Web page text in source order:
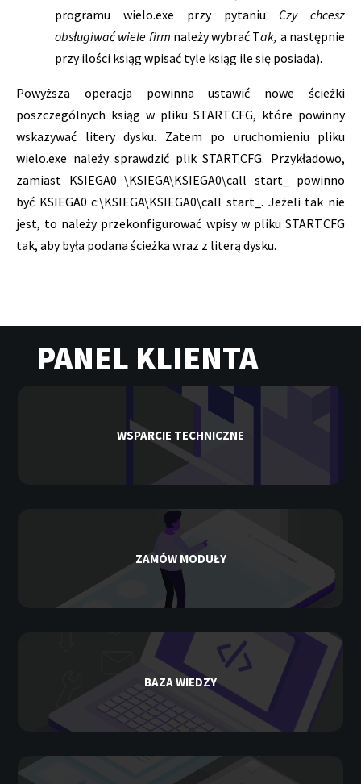
programu wielo.exe przy pytaniu Czy chcesz
obsługiwać wiele firm należy wybrać Tak, a następnie
przy ilości ksiąg wpisać tyle ksiąg ile się posiada).
Powyższa operacja powinna ustawić nowe ścieżki
poszczególnych ksiąg w pliku START.CFG, które powinny
wskazywać litery dysku. Zatem po uruchomieniu pliku
wielo.exe należy sprawdzić plik START.CFG. Przykładowo,
zamiast KSIEGA0 \KSIEGA\KSIEGA0\call start_ powinno
być KSIEGA0 c:\KSIEGA\KSIEGA0\call start_. Jeżeli tak nie
jest, to należy przekonfigurować wpisy w pliku START.CFG
tak, aby była podana ścieżka wraz z literą dysku.
PANEL KLIENTA
WSPARCIE TECHNICZNE
ZAMÓW MODUŁY
BAZA WIEDZY